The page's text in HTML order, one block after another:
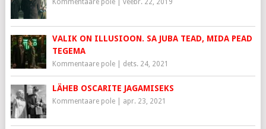
Kommentaare pole| veebr. 22, 2019
VALIK ON ILLUSIOON. SA JUBA TEAD, MIDA PEAD
TEGEMA
Kommentaare pole| dets. 24, 2021
LÄHEB OSCARITE JAGAMISEKS
Kommentaare pole| apr. 23, 2021